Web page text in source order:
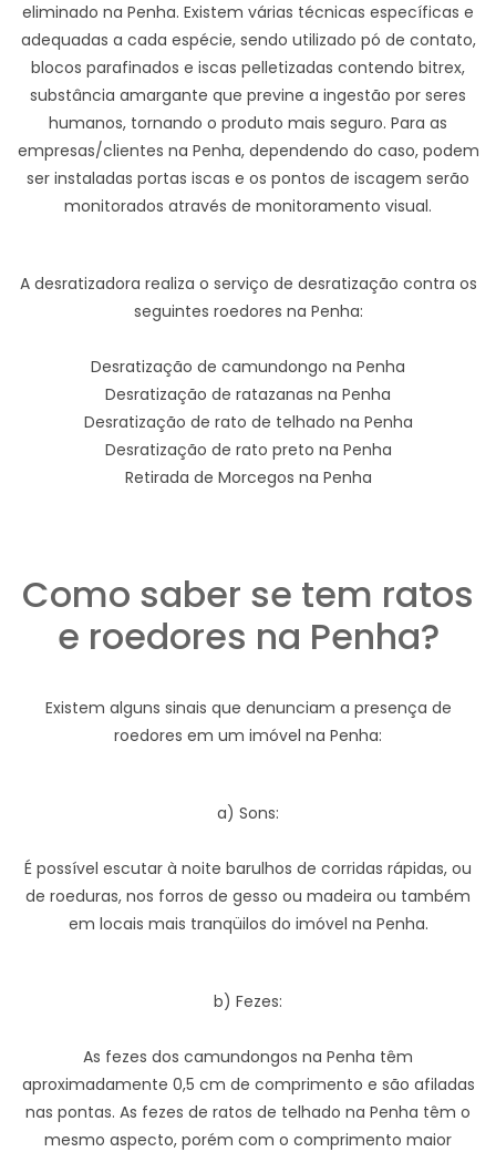
eliminado na Penha. Existem várias técnicas específicas e
adequadas a cada espécie, sendo utilizado pó de contato,
blocos parafinados e iscas pelletizadas contendo bitrex,
substância amargante que previne a ingestão por seres
humanos, tornando o produto mais seguro. Para as
empresas/clientes na Penha, dependendo do caso, podem
ser instaladas portas iscas e os pontos de iscagem serão
monitorados através de monitoramento visual.
A desratizadora realiza o serviço de desratização contra os
seguintes roedores na Penha:
Desratização de camundongo na Penha
Desratização de ratazanas na Penha
Desratização de rato de telhado na Penha
Desratização de rato preto na Penha
Retirada de Morcegos na Penha
Como saber se tem ratos
e roedores na Penha?
Existem alguns sinais que denunciam a presença de
roedores em um imóvel na Penha:
a) Sons:
É possível escutar à noite barulhos de corridas rápidas, ou
de roeduras, nos forros de gesso ou madeira ou também
em locais mais tranqüilos do imóvel na Penha.
b) Fezes:
As fezes dos camundongos na Penha têm
aproximadamente 0,5 cm de comprimento e são afiladas
nas pontas. As fezes de ratos de telhado na Penha têm o
mesmo aspecto, porém com o comprimento maior